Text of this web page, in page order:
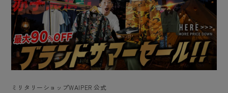
ミリタリーショップWAIPER 公式